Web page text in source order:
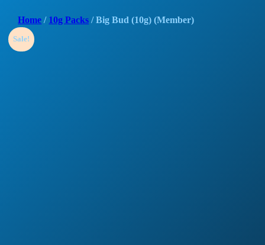
Home / 10g Packs / Big Bud (10g) (Member)
Sale!